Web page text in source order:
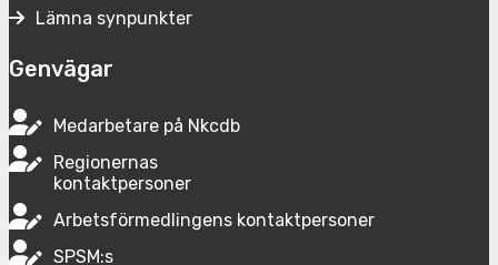
Lämna synpunkter
Genvägar
Medarbetare på Nkcdb
Regionernas
kontaktpersoner
Arbetsförmedlingens kontaktpersoner
SPSM:s